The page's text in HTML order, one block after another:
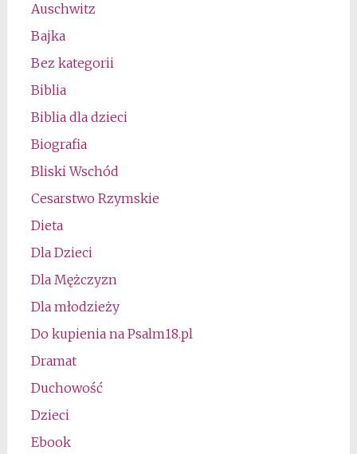
Auschwitz
Bajka
Bez kategorii
Biblia
Biblia dla dzieci
Biografia
Bliski Wschód
Cesarstwo Rzymskie
Dieta
Dla Dzieci
Dla Mężczyzn
Dla młodzieży
Do kupienia na Psalm18.pl
Dramat
Duchowość
Dzieci
Ebook